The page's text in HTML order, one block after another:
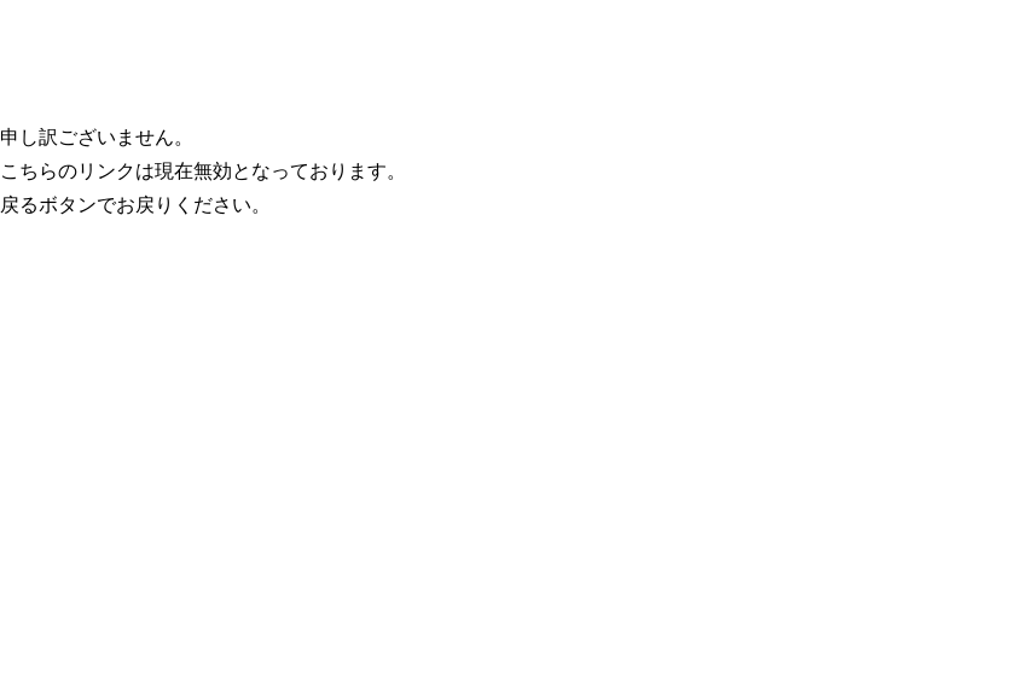
申し訳ございません。
こちらのリンクは現在無効となっております。
戻るボタンでお戻りください。